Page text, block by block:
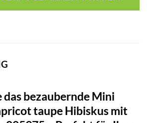
das bezaubernde Mini
taupe Hibiskus mit